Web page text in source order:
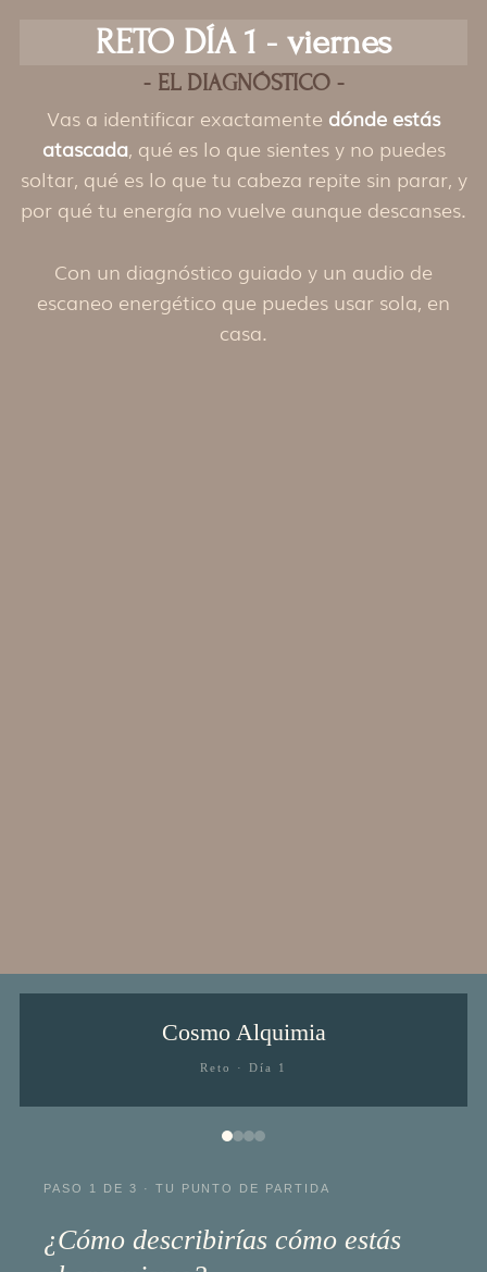
RETO DÍA 1 - viernes
- EL DIAGNÓSTICO -
Vas a identificar exactamente dónde estás
atascada, qué es lo que sientes y no puedes
soltar, qué es lo que tu cabeza repite sin parar, y
por qué tu energía no vuelve aunque descanses.
Con un diagnóstico guiado y un audio de
escaneo energético que puedes usar sola, en
casa.
Cosmo Alquimia
Reto · Día 1
PASO 1 DE 3 · TU PUNTO DE PARTIDA
¿Cómo describirías cómo estás